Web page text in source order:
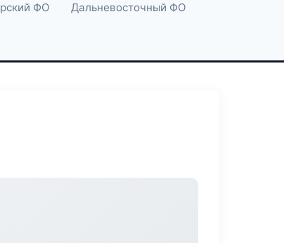
ФО Дальневосточный ФО